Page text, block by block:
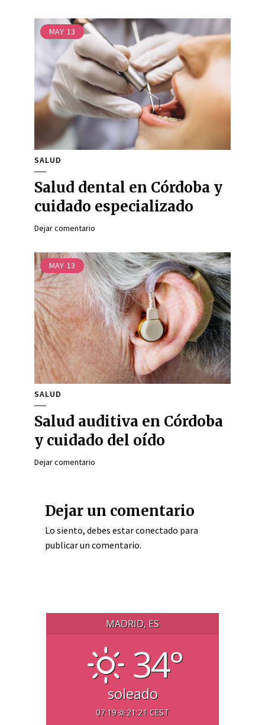
MAY 13
SALUD
Salud dental en Córdoba y
cuidado especializado
Dejar comentario
MAY 13
SALUD
Salud auditiva en Córdoba
y cuidado del oído
Dejar comentario
Dejar un comentario
Lo siento, debes estarconectado para
publicar un comentario.
MADRID, ES
34°
soleado
07:19 21:21 CEST